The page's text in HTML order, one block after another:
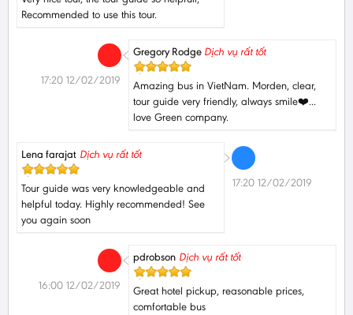
Recommended to use this tour.
Gregory Rodge Dịch vụ rất tốt
Amazing bus in VietNam. Morden, clear,
tour guide very friendly, always smile❤️...
love Green company.
17:20 12/02/2019
Lena farajat Dịch vụ rất tốt
Tour guide was very knowledgeable and
helpful today. Highly recommended! See
you again soon
17:20 12/02/2019
pdrobson Dịch vụ rất tốt
Great hotel pickup, reasonable prices,
comfortable bus
16:00 12/02/2019